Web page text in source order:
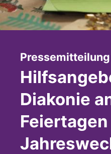
Pressemitteilung
Diakonie